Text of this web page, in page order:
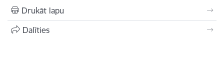
Drukāt lapu
Dalīties